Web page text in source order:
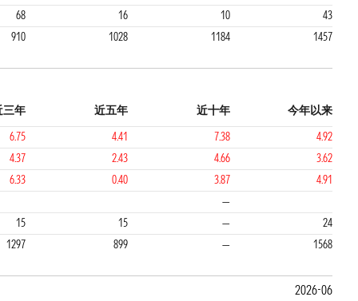
68 16 10
43
910 1028 1184 1457
三年 近五年 近十年
今年以来
6.75 4.41 7.38
4.92
4.37 2.43 4.66
3.62
6.33 0.40 3.87
4.91
1
—
1
15 15 —
24
1297 899 — 1568
2026-06